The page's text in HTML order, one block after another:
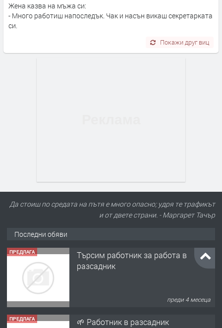
Жена казва на мъжа си:
- Много работиш напоследък. Чак и насън викаш секретарката
си.
Покажи друг виц
Да стоиш по средата на пътя е много опасно; удря те трафикът
и от двете страни. - Маргарет Тачър
Последни обяви
ПРЕДЛАГА
Търсим работник за работа в
разсадник
преди 4 месеца
ПРЕДЛАГА 🌱 Работник в разсадник